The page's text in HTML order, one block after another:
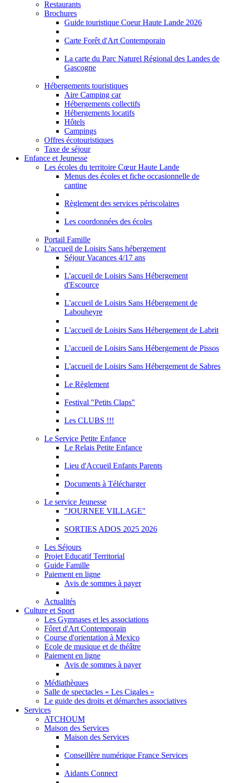
Restaurants
Brochures
Guide touristique Coeur Haute Lande 2026
Carte Forêt d'Art Contemporain
La carte du Parc Naturel Régional des Landes de
Gascogne
Hébergements touristiques
Aire Camping car
Hébergements collectifs
Hébergements locatifs
Hôtels
Campings
Offres écotouristiques
Taxe de séjour
Enfance et Jeunesse
Les écoles du territoire Cœur Haute Lande
Menus des écoles et fiche occasionnelle de
cantine
Règlement des services périscolaires
Les coordonnées des écoles
Portail Famille
L'accueil de Loisirs Sans hébergement
Séjour Vacances 4/17 ans
L'accueil de Loisirs Sans Hébergement
d'Escource
L'accueil de Loisirs Sans Hébergement de
Labouheyre
L'accueil de Loisirs Sans Hébergement de Labrit
L'accueil de Loisirs Sans Hébergement de Pissos
L'accueil de Loisirs Sans Hébergement de Sabres
Le Règlement
Festival "Petits Claps"
Les CLUBS !!!
Le Service Petite Enfance
Le Relais Petite Enfance
Lieu d'Accueil Enfants Parents
Documents à Télécharger
Le service Jeunesse
"JOURNEE VILLAGE"
SORTIES ADOS 2025 2026
Les Séjours
Projet Educatif Territorial
Guide Famille
Paiement en ligne
Avis de sommes à payer
Actualités
Culture et Sport
Les Gymnases et les associations
Fôret d'Art Contemporain
Course d'orientation à Mexico
Ecole de musique et de théâtre
Paiement en ligne
Avis de sommes à payer
Médiathèques
Salle de spectacles « Les Cigales »
Le guide des droits et démarches associatives
Services
ATCHOUM
Maison des Services
Maison des Services
Conseillère numérique France Services
Aidants Connect